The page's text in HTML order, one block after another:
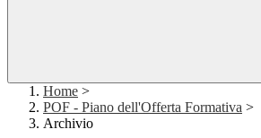
Home >
POF - Piano dell'Offerta Formativa >
Archivio